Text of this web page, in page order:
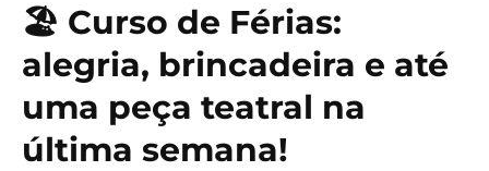
🏖️ Curso de Férias:
alegria, brincadeira e até
uma peça teatral na
última semana!